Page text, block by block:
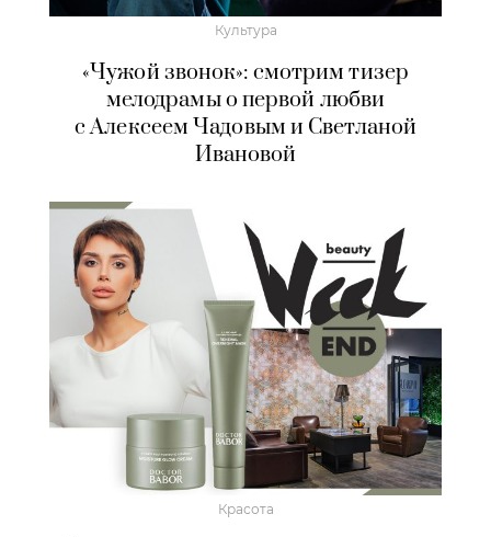
Культура
«Чужой звонок»: смотрим тизер
мелодрамы о первой любви
с Алексеем Чадовым и Светланой
Ивановой
Красота